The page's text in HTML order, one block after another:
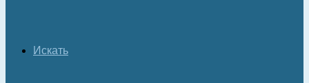
Искать